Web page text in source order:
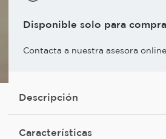
Disponible solo para
Contacta a nuestra asesora online
Descripción
Características